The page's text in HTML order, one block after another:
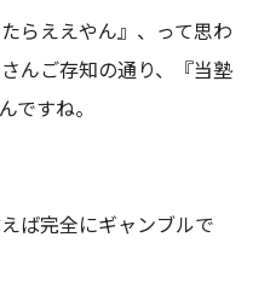
らええやん』、って思わ
んご存知の通り、『当塾
ですね。
ば完全にギャンブルで